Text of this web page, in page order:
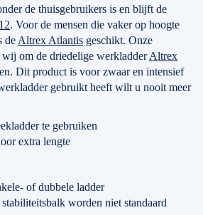
de thuisgebruikers is en blijft de
. Voor de mensen die vaker op hoogte
de Altrex Atlantis geschikt. Onze
wij om de driedelige werkladderAltrex
Dit product is voor zwaar en intensief
gebruikt heeft wilt u nooit meer
te gebruiken
extra lengte
of dubbele ladder
stabiliteitsbalk worden niet standaard